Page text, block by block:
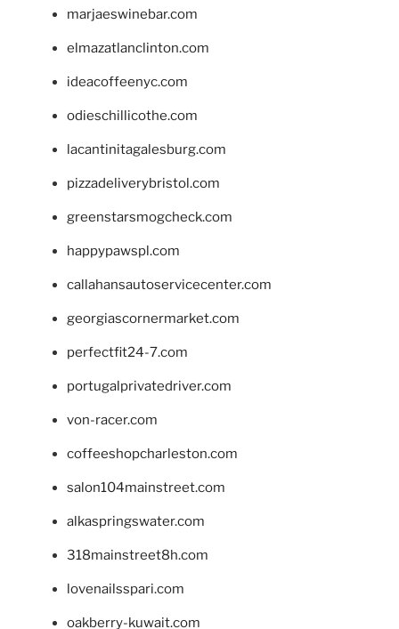
marjaeswinebar.com
elmazatlanclinton.com
ideacoffeenyc.com
odieschillicothe.com
lacantinitagalesburg.com
pizzadeliverybristol.com
greenstarsmogcheck.com
happypawspl.com
callahansautoservicecenter.com
georgiascornermarket.com
perfectfit24-7.com
portugalprivatedriver.com
von-racer.com
coffeeshopcharleston.com
salon104mainstreet.com
alkaspringswater.com
318mainstreet8h.com
lovenailsspari.com
oakberry-kuwait.com